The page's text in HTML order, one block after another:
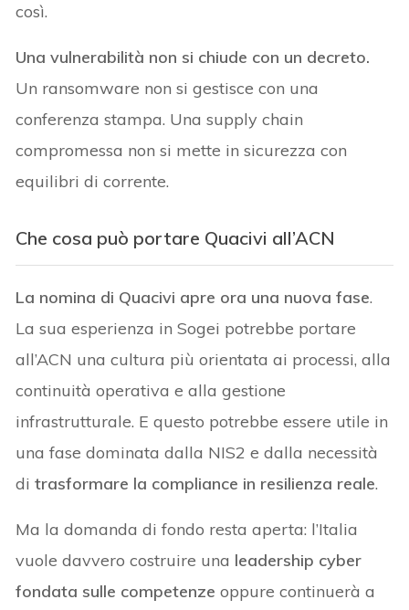
così.
Una vulnerabilità non si chiude con un decreto.
Un ransomware non si gestisce con una
conferenza stampa. Una supply chain
compromessa non si mette in sicurezza con
equilibri di corrente.
Che cosa può portare Quacivi all’ACN
La nomina di Quacivi apre ora una nuova fase.
La sua esperienza in Sogei potrebbe portare
all’ACN una cultura più orientata ai processi, alla
continuità operativa e alla gestione
infrastrutturale. E questo potrebbe essere utile in
una fase dominata dalla NIS2 e dalla necessità
ditrasformare la compliance in resilienza reale.
Ma la domanda di fondo resta aperta: l’Italia
vuole davvero costruire una leadership cyber
fondata sulle competenze oppure continuerà a